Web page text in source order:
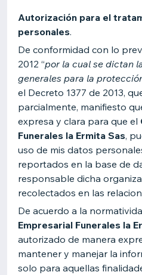
Autorización para el
personales.
De conformidad con lo
2012 “por la cual se dictan
generales para la
el Decreto 1377 de 2013,
parcialmente, manifiesto
expresa y clara para que el
Funerales la Ermita Sas,
uso de mis datos
reportados en la base de
responsable dicha
recolectados en las
De acuerdo a la
Empresarial Funerales la
autorizado de manera
mantener y manejar la
solo para aquellas